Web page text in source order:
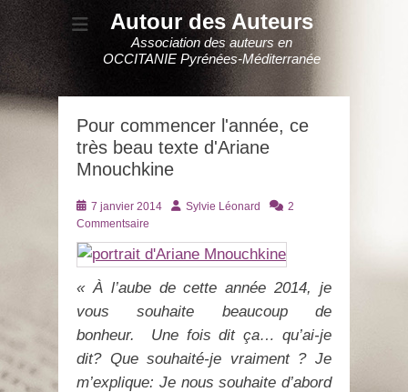
Autour des Auteurs
Association des auteurs en
OCCITANIE Pyrénées-Méditerranée
Pour commencer l'année, ce
très beau texte d'Ariane
Mnouchkine
Posté
le
7 janvier 2014 AuteurSylvie Léonard
2
Commentsaire
« À l’aube de cette année 2014, je
vous souhaite beaucoup de
bonheur.
Une fois dit ça… qu’ai-je
dit? Que souhaité-je vraiment ?Je
m’explique: Je nous souhaite d’abord